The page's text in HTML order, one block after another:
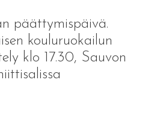
päättymispäivä.
kouluruokailun
klo 17.30, Sauvon